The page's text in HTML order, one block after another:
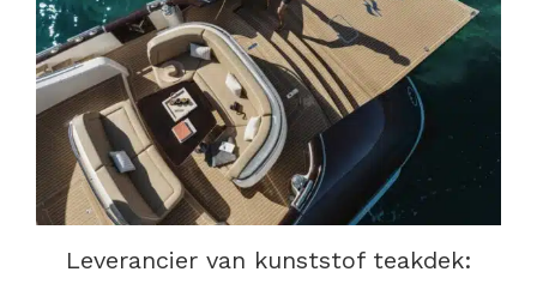
Leverancier van kunststof teakdek: